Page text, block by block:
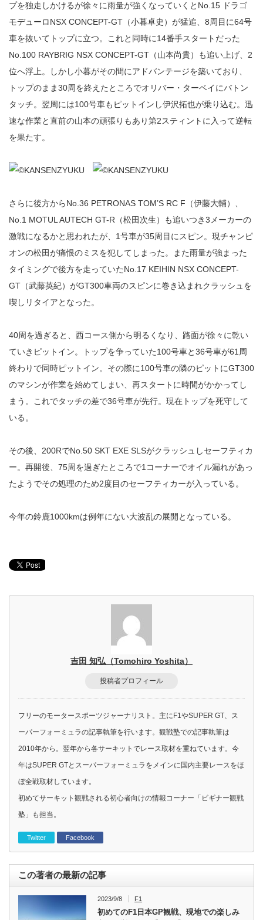
プを独走しかけるが徐々に雨量が強くなっていくとNo.15 ドラゴ
モデューロNSX CONCEPT-GT（小暮卓史）が猛追、8周目に64号
車を抜いてトップに立つ。これと同時に14番手スタートだった
No.100 RAYBRIG NSX CONCEPT-GT（山本尚貴）も追い上げ、2
位へ浮上。しかし小暮がその間にアドバンテージを築いており、
トップのまま30周を終えたところでオリバー・ターベイにバトン
タッチ。翌周には100号車もピットインし伊沢拓也が乗り込む。迅
速な作業と直前の山本の頑張りもあり第2スティントに入って逆転
を果たす。
さらに後方からNo.36 PETRONAS TOM’S RC F（伊藤大輔）、
No.1 MOTUL AUTECH GT-R（松田次生）も追いつき3メーカーの
激戦になるかと思われたが、1号車が35周目にスピン。現チャンピ
オンの松田が痛恨のミスを犯してしまった。また雨量が強まった
タイミングで後方を走っていたNo.17 KEIHIN NSX CONCEPT-
GT（武藤英紀）がGT300車両のスピンに巻き込まれクラッシュを
喫しリタイアとなった。
40周を過ぎると、西コース側から明るくなり、路面が徐々に乾い
ていきピットイン。トップを争っていた100号車と36号車が61周
終わりで同時ピットイン。その際に100号車の隣のピットにGT300
のマシンが作業を始めてしまい、再スタートに時間がかかってし
まう。これでタッチの差で36号車が先行。現在トップを死守して
いる。
その後、200RでNo.50 SKT EXE SLSがクラッシュしセーフティカ
ー。再開後、75周を過ぎたところで1コーナーでオイル漏れがあっ
たようでその処理のため2度目のセーフティカーが入っている。
今年の鈴鹿1000kmは例年にない大波乱の展開となっている。
吉田 知弘（Tomohiro Yoshita）
投稿者プロフィール
フリーのモータースポーツジャーナリスト。主にF1やSUPER GT、ス
ーパーフォーミュラの記事執筆を行います。観戦塾での記事執筆は
2010年から。翌年から各サーキットでレース取材を重ねています。今
年はSUPER GTとスーパーフォーミュラをメインに国内主要レースをほ
ぼ全戦取材しています。
初めてサーキット観戦される初心者向けの情報コーナー「ビギナー観戦
塾」も担当。
Twitter Facebook
この著者の最新の記事
2023/9/8 F1
初めてのF1日本GP観戦、現地での楽しみ